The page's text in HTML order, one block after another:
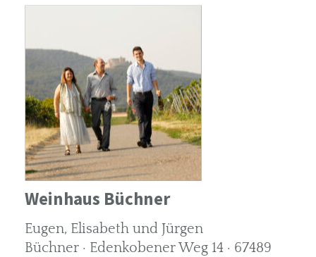
Weinhaus Büchner
Eugen, Elisabeth und Jürgen
Büchner · Edenkobener Weg 14 · 67489